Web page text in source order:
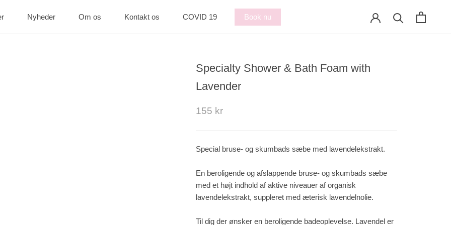
Nyheder
Om os
Kontakt os
COVID 19
Book nu
Specialty Shower & Bath Foam with
Lavender
155 kr
Special bruse- og skumbads sæbe med lavendelekstrakt.
En beroligende og afslappende bruse- og skumbads sæbe
med et højt indhold af aktive niveauer af organisk
lavendelekstrakt, suppleret med æterisk lavendelnolie.
Til dig der ønsker en beroligende badeoplevelse. Lavendel er